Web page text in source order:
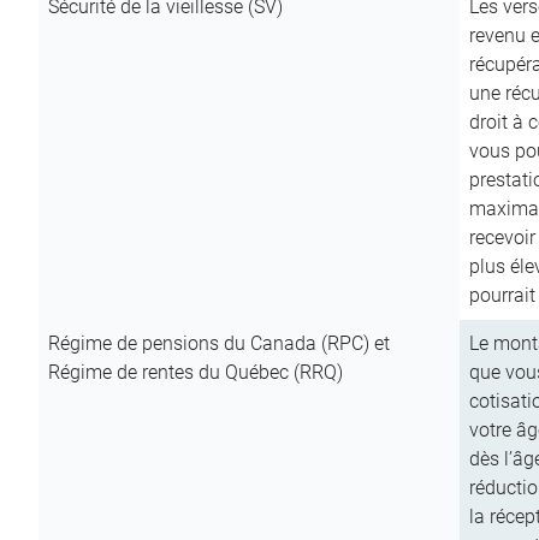
Sécurité de la vieillesse (SV)
Les
revenu
une
droit à
vous
plus
Régime de pensions du Canada (RPC) et
Régime de rentes du Québec (RRQ)
Le
que
votre
dès
la